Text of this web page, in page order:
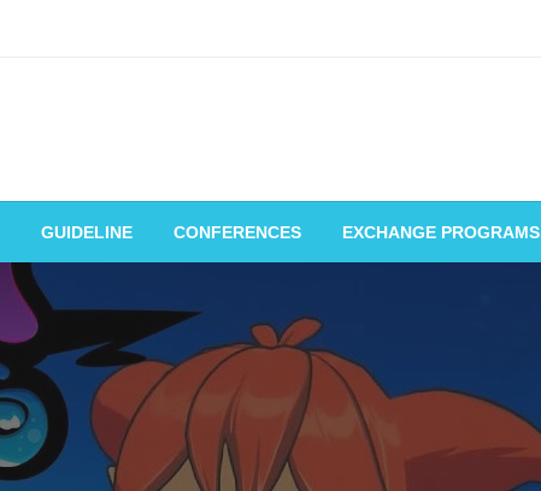
GUIDELINE CONFERENCES EXCHANGE PROGRAMS